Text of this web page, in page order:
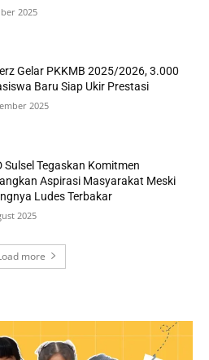
2025
Gelar PKKMB 2025/2026, 3.000
Baru Siap Ukir Prestasi
2025
Sulsel Tegaskan Komitmen
Aspirasi Masyarakat Meski
Ludes Terbakar
2025
more